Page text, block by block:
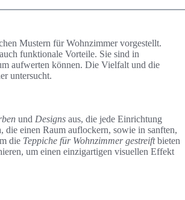
Mustern für Wohnzimmer vorgestellt.
funktionale Vorteile. Sie sind in
aufwerten können. Die Vielfalt und die
untersucht.
und Designs aus, die jede Einrichtung
die einen Raum auflockern, sowie in sanften,
die Teppiche für Wohnzimmer gestreiftbieten
um einen einzigartigen visuellen Effekt